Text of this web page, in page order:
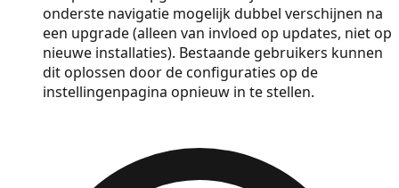
onderste navigatie mogelijk dubbel verschijnen na
een upgrade (alleen van invloed op updates, niet op
nieuwe installaties). Bestaande gebruikers kunnen
dit oplossen door de configuraties op de
instellingenpagina opnieuw in te stellen.